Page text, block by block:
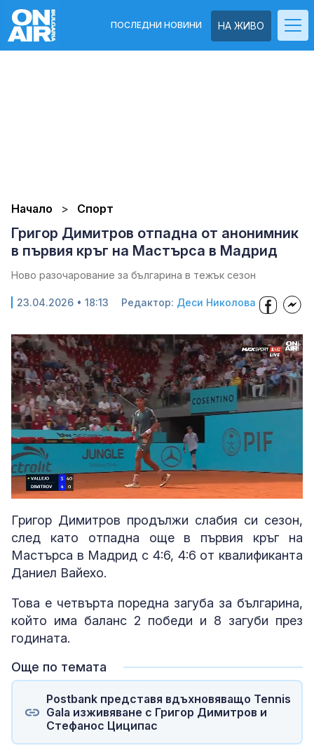
НА ЖИВО
ПОСЛЕДНИ НОВИНИ
Начало Спорт
Григор Димитров отпадна от анонимник
в първия кръг на Мастърса в Мадрид
Ново разочарование за българина в тежък сезон
23.04.2026 • 18:13 Редактор: Деси Николова
Unmute Loaded:
Григор Димитров продължи слабия си сезон,
след като отпадна още в първия кръг на
Мастърса в Мадрид с 4:6, 4:6 от квалификанта
Даниел Вайехо.
Това е четвърта поредна загуба за българина,
който има баланс 2 победи и 8 загуби през
годината.
Още по темата
Postbank представя вдъхновяващо Tennis
Gala изживяване с Григор Димитров и
Стефанос Циципас